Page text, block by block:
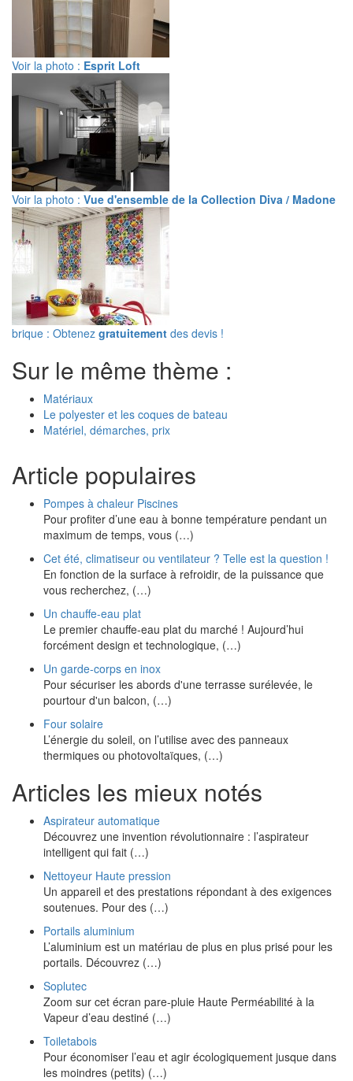
Voir la photo : Esprit Loft
Voir la photo : Vue d'ensemble de la Collection Diva / Madone
brique : Obtenez gratuitement des devis !
Sur le même thème :
Matériaux
Le polyester et les coques de bateau
Matériel, démarches, prix
Article populaires
Pompes à chaleur Piscines
Pour profiter d’une eau à bonne température pendant un
maximum de temps, vous (…)
Cet été, climatiseur ou ventilateur ? Telle est la question !
En fonction de la surface à refroidir, de la puissance que
vous recherchez, (…)
Un chauffe-eau plat
Le premier chauffe-eau plat du marché ! Aujourd’hui
forcément design et technologique, (…)
Un garde-corps en inox
Pour sécuriser les abords d'une terrasse surélevée, le
pourtour d'un balcon, (…)
Four solaire
L’énergie du soleil, on l’utilise avec des panneaux
thermiques ou photovoltaïques, (…)
Articles les mieux notés
Aspirateur automatique
Découvrez une invention révolutionnaire : l’aspirateur
intelligent qui fait (…)
Nettoyeur Haute pression
Un appareil et des prestations répondant à des exigences
soutenues. Pour des (…)
Portails aluminium
L’aluminium est un matériau de plus en plus prisé pour les
portails. Découvrez (…)
Soplutec
Zoom sur cet écran pare-pluie Haute Perméabilité à la
Vapeur d’eau destiné (…)
Toiletabois
Pour économiser l’eau et agir écologiquement jusque dans
les moindres (petits) (…)